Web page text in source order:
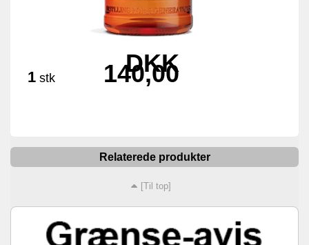
1 stk
DKK
140,00
Relaterede produkter
[Til top]